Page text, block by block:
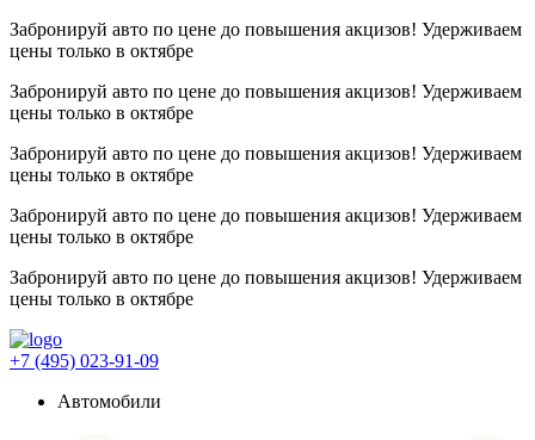
Забронируй авто по цене до повышения акцизов! Удерживаем
цены только в октябре
Забронируй авто по цене до повышения акцизов! Удерживаем
цены только в октябре
Забронируй авто по цене до повышения акцизов! Удерживаем
цены только в октябре
Забронируй авто по цене до повышения акцизов! Удерживаем
цены только в октябре
Забронируй авто по цене до повышения акцизов! Удерживаем
цены только в октябре
+7 (495) 023-91-09
Автомобили